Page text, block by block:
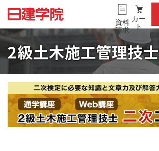
資料
請求
カー
ト
2級土木施工管理技士